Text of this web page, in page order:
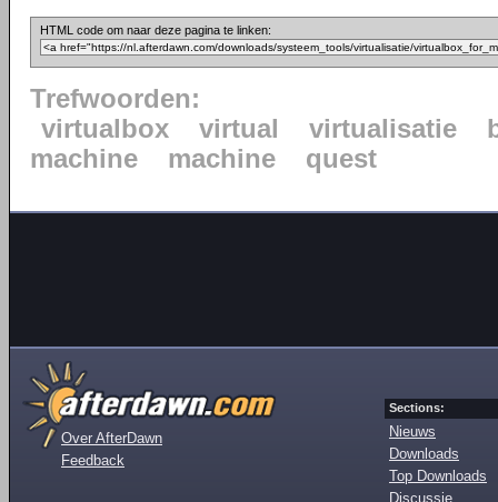
HTML code om naar deze pagina te linken:
Trefwoorden:
virtualbox
virtual virtualisatie
machine
machine quest
Over AfterDawn
Feedback
Sections:
Nieuws
Downloads
Top Downloads
Discussie